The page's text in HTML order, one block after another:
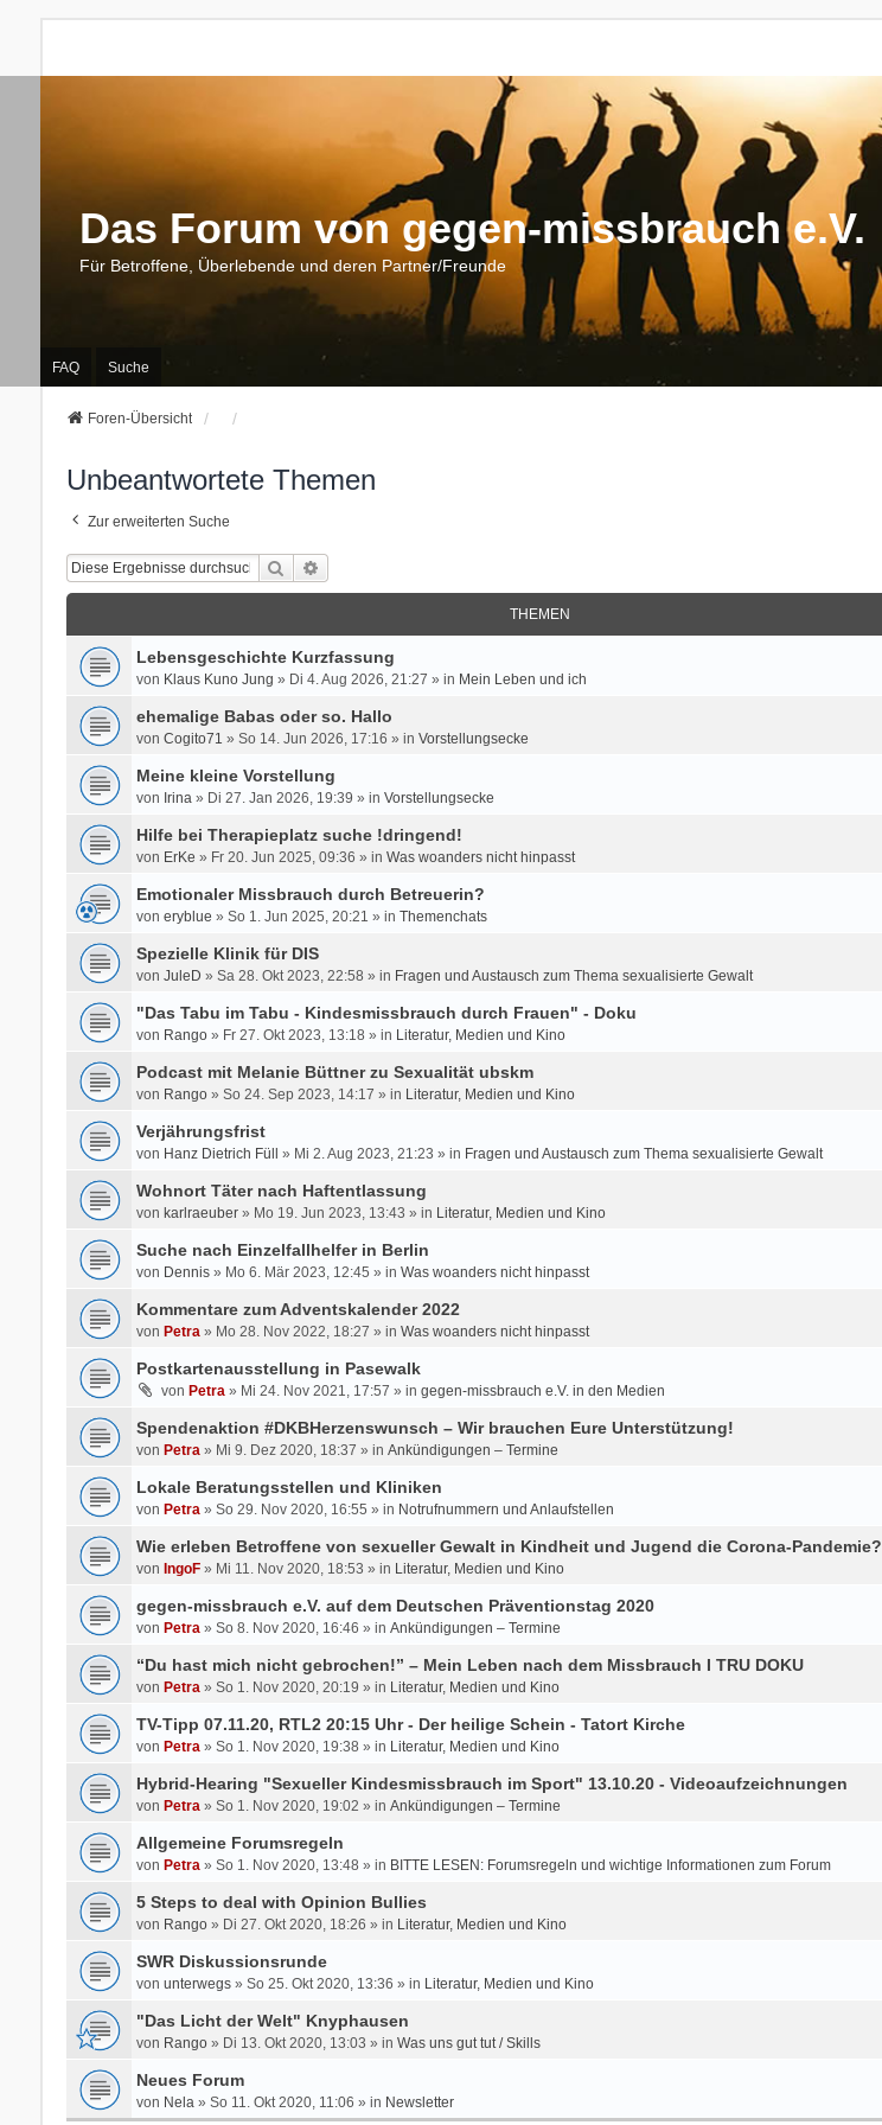
Das Forum von gegen-missbrauch e.V.
Für Betroffene, Überlebende und deren Partner/Freunde
FAQ Suche
Foren-Übersicht
Unbeantwortete Themen
Zur erweiterten Suche
Suche
THEMEN
Lebensgeschichte Kurzfassung
von Klaus Kuno Jung » Di 4. Aug 2026, 21:27 » in Mein Leben und ich
ehemalige Babas oder so. Hallo
von Cogito71 » So 14. Jun 2026, 17:16 » in Vorstellungsecke
Meine kleine Vorstellung
von Irina» Di 27. Jan 2026, 19:39 » in Vorstellungsecke
Hilfe bei Therapieplatz suche !dringend!
von ErKe » Fr 20. Jun 2025, 09:36 » in Was woanders nicht hinpasst
Emotionaler Missbrauch durch Betreuerin?
von eryblue » So 1. Jun 2025, 20:21 » in Themenchats
Spezielle Klinik für DIS
von JuleD » Sa 28. Okt 2023, 22:58 » in Fragen und Austausch zum Thema sexualisierte Gewalt
"Das Tabu im Tabu - Kindesmissbrauch durch Frauen" - Doku
von Rango» Fr 27. Okt 2023, 13:18 » in Literatur, Medien und Kino
Podcast mit Melanie Büttner zu Sexualität ubskm
von Rango» So 24. Sep 2023, 14:17 » in Literatur, Medien und Kino
Verjährungsfrist
von Hanz Dietrich Füll » Mi 2. Aug 2023, 21:23 » in Fragen und Austausch zum Thema sexualisierte Gewalt
Wohnort Täter nach Haftentlassung
von karlraeuber» Mo 19. Jun 2023, 13:43 » in Literatur, Medien und Kino
Suche nach Einzelfallhelfer in Berlin
von Dennis» Mo 6. Mär 2023, 12:45 » in Was woanders nicht hinpasst
Kommentare zum Adventskalender 2022
von Petra» Mo 28. Nov 2022, 18:27 » in Was woanders nicht hinpasst
Postkartenausstellung in Pasewalk
von Petra» Mi 24. Nov 2021, 17:57 » in gegen-missbrauch e.V. in den Medien
Spendenaktion #DKBHerzenswunsch – Wir brauchen Eure Unterstützung!
von Petra» Mi 9. Dez 2020, 18:37 » in Ankündigungen – Termine
Lokale Beratungsstellen und Kliniken
von Petra» So 29. Nov 2020, 16:55 » in Notrufnummern und Anlaufstellen
Wie erleben Betroffene von sexueller Gewalt in Kindheit und Jugend die Corona-Pandemie?
von IngoF» Mi 11. Nov 2020, 18:53 » in Literatur, Medien und Kino
gegen-missbrauch e.V. auf dem Deutschen Präventionstag 2020
von Petra» So 8. Nov 2020, 16:46 » in Ankündigungen – Termine
“Du hast mich nicht gebrochen!” – Mein Leben nach dem Missbrauch I TRU DOKU
von Petra» So 1. Nov 2020, 20:19 » in Literatur, Medien und Kino
TV-Tipp 07.11.20, RTL2 20:15 Uhr - Der heilige Schein - Tatort Kirche
von Petra» So 1. Nov 2020, 19:38 » in Literatur, Medien und Kino
Hybrid-Hearing "Sexueller Kindesmissbrauch im Sport" 13.10.20 - Videoaufzeichnungen
von Petra» So 1. Nov 2020, 19:02 » in Ankündigungen – Termine
Allgemeine Forumsregeln
von Petra» So 1. Nov 2020, 13:48 » in BITTE LESEN: Forumsregeln und wichtige Informationen zum Forum
5 Steps to deal with Opinion Bullies
von Rango» Di 27. Okt 2020, 18:26 » in Literatur, Medien und Kino
SWR Diskussionsrunde
von unterwegs» So 25. Okt 2020, 13:36 » in Literatur, Medien und Kino
"Das Licht der Welt" Knyphausen
von Rango» Di 13. Okt 2020, 13:03 » in Was uns gut tut / Skills
Neues Forum
von Nela» So 11. Okt 2020, 11:06 » in Newsletter